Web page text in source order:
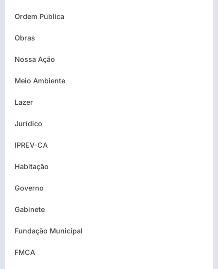
Ordem Pública
Obras
Nossa Ação
Meio Ambiente
Lazer
Jurídico
IPREV-CA
Habitação
Governo
Gabinete
Fundação Municipal
FMCA